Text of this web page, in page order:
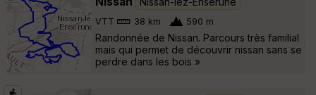
VTT 38 km 590 m
Randonnée de Nissan. Parcours très familial
mais qui permet de découvrir nissan sans se
perdre dans les bois »